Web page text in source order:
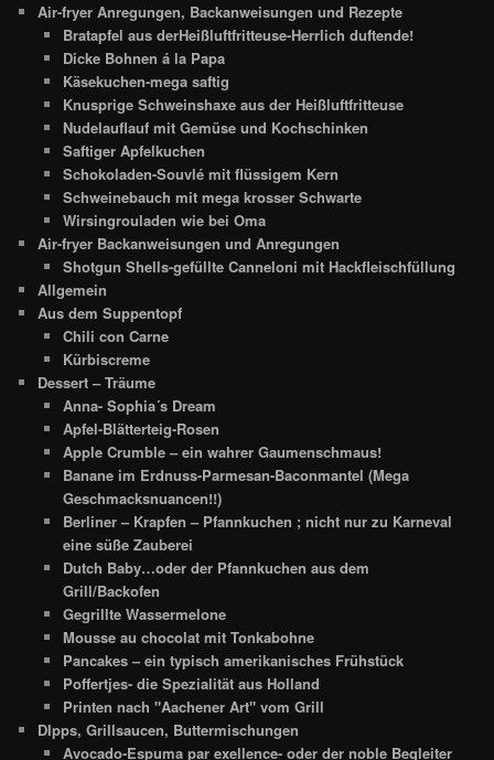
Air-fryer Anregungen, Backanweisungen und Rezepte
Bratapfel aus derHeißluftfritteuse-Herrlich duftende!
Dicke Bohnen á la Papa
Käsekuchen-mega saftig
Knusprige Schweinshaxe aus der Heißluftfritteuse
Nudelauflauf mit Gemüse und Kochschinken
Saftiger Apfelkuchen
Schokoladen-Souvlé mit flüssigem Kern
Schweinebauch mit mega krosser Schwarte
Wirsingrouladen wie bei Oma
Air-fryer Backanweisungen und Anregungen
Shotgun Shells-gefüllte Canneloni mit Hackfleischfüllung
Allgemein
Aus dem Suppentopf
Chili con Carne
Kürbiscreme
Dessert – Träume
Anna- Sophia´s Dream
Apfel-Blätterteig-Rosen
Apple Crumble – ein wahrer Gaumenschmaus!
Banane im Erdnuss-Parmesan-Baconmantel (Mega
Geschmacksnuancen!!)
Berliner – Krapfen – Pfannkuchen ; nicht nur zu Karneval
eine süße Zauberei
Dutch Baby…oder der Pfannkuchen aus dem
Grill/Backofen
Gegrillte Wassermelone
Mousse au chocolat mit Tonkabohne
Pancakes – ein typisch amerikanisches Frühstück
Poffertjes- die Spezialität aus Holland
Printen nach "Aachener Art" vom Grill
DIpps, Grillsaucen, Buttermischungen
Avocado-Espuma par exellence- oder der noble Begleiter